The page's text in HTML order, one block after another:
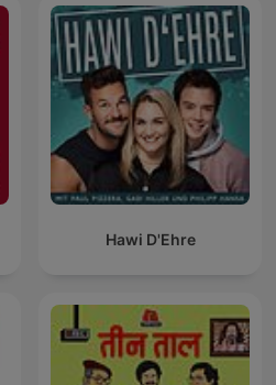
Hawi D'Ehre